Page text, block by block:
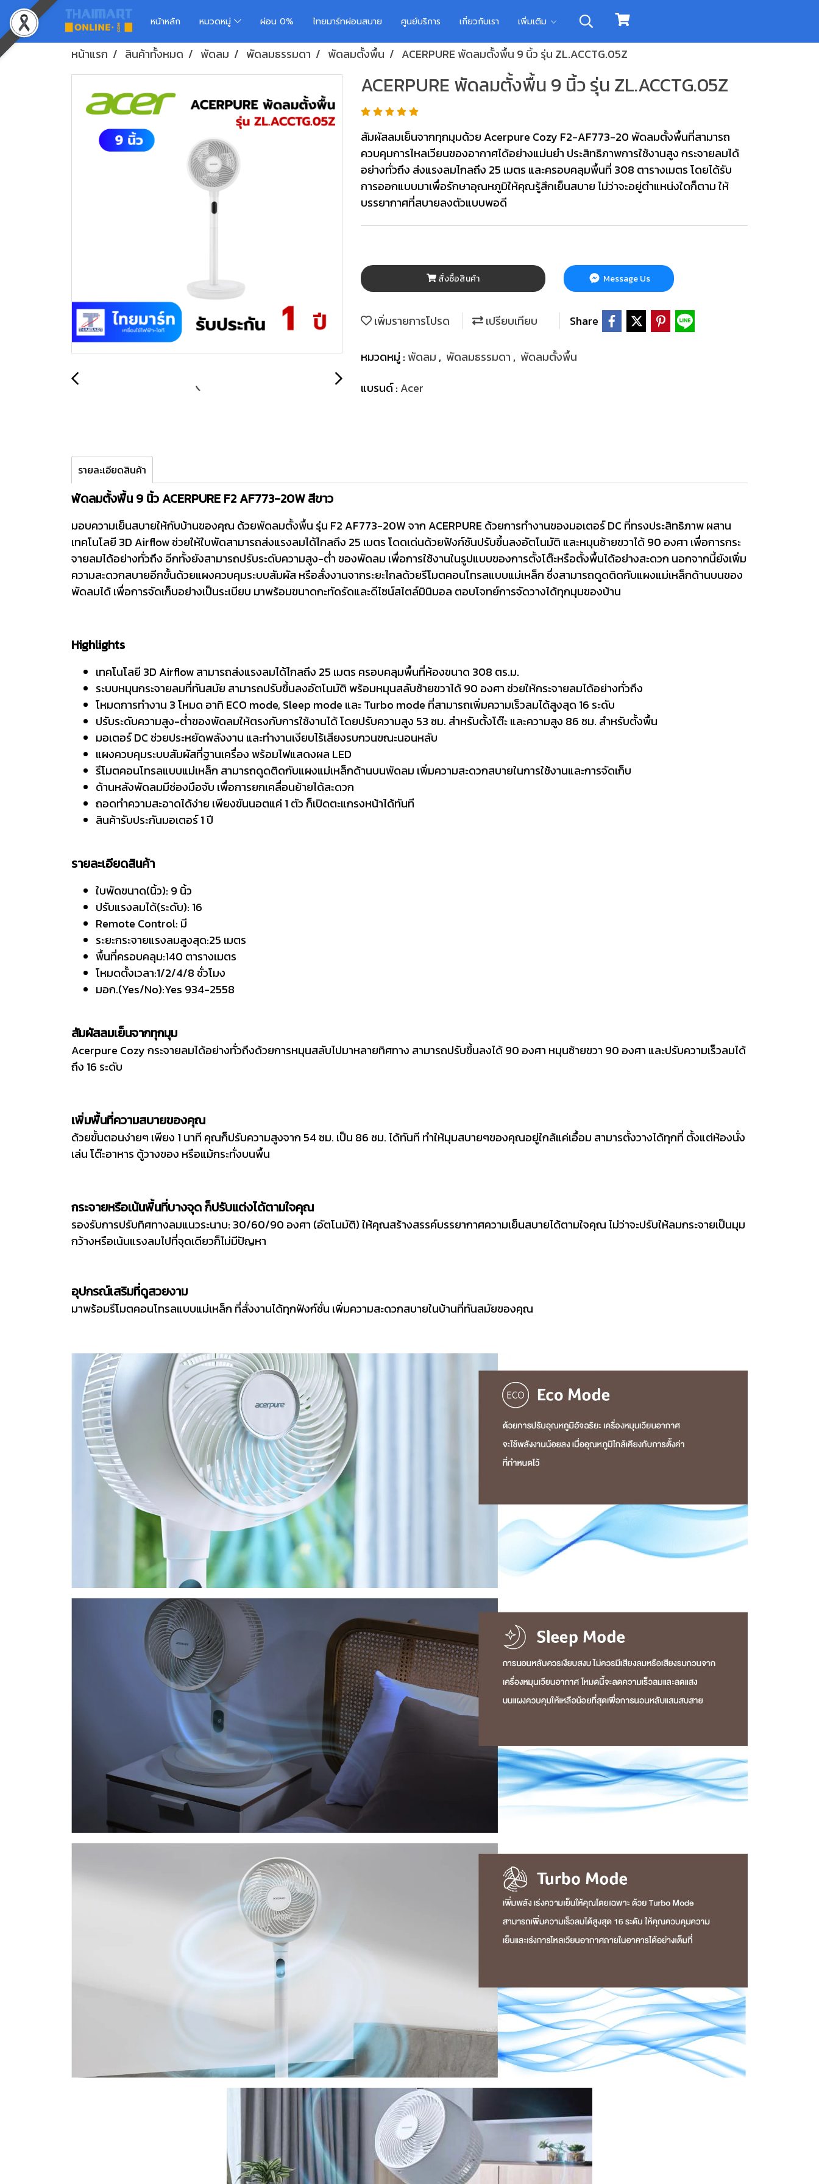
หน้าหลัก หมวดหมู่ ผ่อน 0% ไทยมาร์ทผ่อนสบาย ศูนย์บริการ เกี่ยวกับเรา เพิ่มเติม
หน้าแรก สินค้าทั้งหมด พัดลม พัดลมธรรมดา พัดลมตั้งพื้น ACERPURE พัดลมตั้งพื้น 9 นิ้ว รุ่น ZL.ACCTG.05Z
ACERPURE พัดลมตั้งพื้น 9 นิ้ว รุ่น ZL.ACCTG.05Z
สัมผัสลมเย็นจากทุกมุมด้วย Acerpure Cozy F2-AF773-20 พัดลมตั้งพื้นที่สามารถ
ควบคุมการไหลเวียนของอากาศได้อย่างแม่นยำ ประสิทธิภาพการใช้งานสูง กระจายลมได้
อย่างทั่วถึง ส่งแรงลมไกลถึง 25 เมตร และครอบคลุมพื้นที่ 308 ตารางเมตร โดยได้รับ
การออกแบบมาเพื่อรักษาอุณหภูมิให้คุณรู้สึกเย็นสบาย ไม่ว่าจะอยู่ตำแหน่งใดก็ตาม ให้
บรรยากาศที่สบายลงตัวแบบพอดี
สั่งซื้อสินค้า Message Us
เพิ่มรายการโปรด เปรียบเทียบ Share
หมวดหมู่ : พัดลม , พัดลมธรรมดา , พัดลมตั้งพื้น
แบรนด์ : Acer
รายละเอียดสินค้า
พัดลมตั้งพื้น 9 นิ้ว ACERPURE F2 AF773-20W สีขาว
มอบความเย็นสบายให้กับบ้านของคุณ ด้วยพัดลมตั้งพื้น รุ่น F2 AF773-20W จาก ACERPURE ด้วยการทำงานของมอเตอร์ DC ที่ทรงประสิทธิภาพ ผสาน
เทคโนโลยี 3D Airflow ช่วยให้ใบพัดสามารถส่งแรงลมได้ไกลถึง 25 เมตร โดดเด่นด้วยฟังก์ชันปรับขึ้นลงอัตโนมัติ และหมุนซ้ายขวาได้ 90 องศา เพื่อการกระ
จายลมได้อย่างทั่วถึง อีกทั้งยังสามารถปรับระดับความสูง-ต่ำ ของพัดลม เพื่อการใช้งานในรูปแบบของการตั้งโต๊ะหรือตั้งพื้นได้อย่างสะดวก นอกจากนี้ยังเพิ่ม
ความสะดวกสบายอีกขั้นด้วยแผงควบคุมระบบสัมผัส หรือสั่งงานจากระยะไกลด้วยรีโมตคอนโทรลแบบแม่เหล็ก ซึ่งสามารถดูดติดกับแผงแม่เหล็กด้านบนของ
พัดลมได้ เพื่อการจัดเก็บอย่างเป็นระเบียบ มาพร้อมขนาดกะทัดรัดและดีไซน์สไตล์มินิมอล ตอบโจทย์การจัดวางได้ทุกมุมของบ้าน
Highlights
เทคโนโลยี 3D Airflow สามารถส่งแรงลมได้ไกลถึง 25 เมตร ครอบคลุมพื้นที่ห้องขนาด 308 ตร.ม.
ระบบหมุนกระจายลมที่ทันสมัย สามารถปรับขึ้นลงอัตโนมัติ พร้อมหมุนสลับซ้ายขวาได้ 90 องศา ช่วยให้กระจายลมได้อย่างทั่วถึง
โหมดการทำงาน 3 โหมด อาทิ ECO mode, Sleep mode และ Turbo mode ที่สามารถเพิ่มความเร็วลมได้สูงสุด 16 ระดับ
ปรับระดับความสูง-ต่ำของพัดลมให้ตรงกับการใช้งานได้ โดยปรับความสูง 53 ซม. สำหรับตั้งโต๊ะ และความสูง 86 ซม. สำหรับตั้งพื้น
มอเตอร์ DC ช่วยประหยัดพลังงาน และทำงานเงียบไร้เสียงรบกวนขณะนอนหลับ
แผงควบคุมระบบสัมผัสที่ฐานเครื่อง พร้อมไฟแสดงผล LED
รีโมตคอนโทรลแบบแม่เหล็ก สามารถดูดติดกับแผงแม่เหล็กด้านบนพัดลม เพิ่มความสะดวกสบายในการใช้งานและการจัดเก็บ
ด้านหลังพัดลมมีช่องมือจับ เพื่อการยกเคลื่อนย้ายได้สะดวก
ถอดทำความสะอาดได้ง่าย เพียงขันนอตแค่ 1 ตัว ก็เปิดตะแกรงหน้าได้ทันที
สินค้ารับประกันมอเตอร์ 1 ปี
รายละเอียดสินค้า
ใบพัดขนาด(นิ้ว): 9 นิ้ว
ปรับแรงลมได้(ระดับ): 16
Remote Control: มี
ระยะกระจายแรงลมสูงสุด:25 เมตร
พื้นที่ครอบคลุม:140 ตารางเมตร
โหมดตั้งเวลา:1/2/4/8 ชั่วโมง
มอก.(Yes/No):Yes 934-2558
สัมผัสลมเย็นจากทุกมุม
Acerpure Cozy กระจายลมได้อย่างทั่วถึงด้วยการหมุนสลับไปมาหลายทิศทาง สามารถปรับขึ้นลงได้ 90 องศา หมุนซ้ายขวา 90 องศา และปรับความเร็วลมได้
ถึง 16 ระดับ
เพิ่มพื้นที่ความสบายของคุณ
ด้วยขั้นตอนง่ายๆ เพียง 1 นาที คุณก็ปรับความสูงจาก 54 ซม. เป็น 86 ซม. ได้ทันที ทำให้มุมสบายๆของคุณอยู่ใกล้แค่เอื้อม สามารตั้งวางได้ทุกที่ ตั้งแต่ห้องนั่ง
เล่น โต๊ะอาหาร ตู้วางของ หรือแม้กระทั่งบนพื้น
กระจายหรือเน้นพื้นที่บางจุด ก็ปรับแต่งได้ตามใจคุณ
รองรับการปรับทิศทางลมแนวระนาบ: 30/60/90 องศา (อัตโนมัติ) ให้คุณสร้างสรรค์บรรยากาศความเย็นสบายได้ตามใจคุณ ไม่ว่าจะปรับให้ลมกระจายเป็นมุม
กว้างหรือเน้นแรงลมไปที่จุดเดียวก็ไม่มีปัญหา
อุปกรณ์เสริมที่ดูสวยงาม
มาพร้อมรีโมตคอนโทรลแบบแม่เหล็ก ที่สั่งงานได้ทุกฟังก์ชั่น เพิ่มความสะดวกสบายในบ้านที่ทันสมัยของคุณ